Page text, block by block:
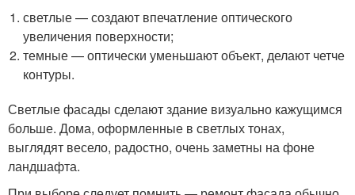
светлые — создают впечатление оптического
увеличения поверхности;
темные — оптически уменьшают объект, делают четче
контуры.
Светлые фасады сделают здание визуально кажущимся
больше. Дома, оформленные в светлых тонах,
выглядят весело, радостно, очень заметны на фоне
ландшафта.